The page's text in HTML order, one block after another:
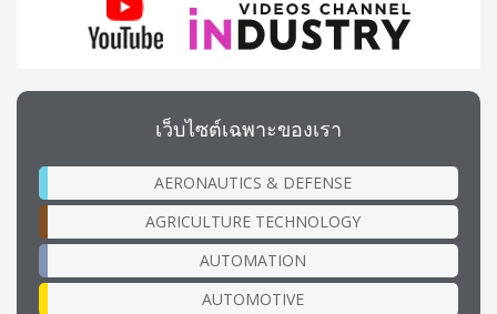
เว็บไซต์เฉพาะของเรา
AERONAUTICS & DEFENSE
AGRICULTURE TECHNOLOGY
AUTOMATION
AUTOMOTIVE